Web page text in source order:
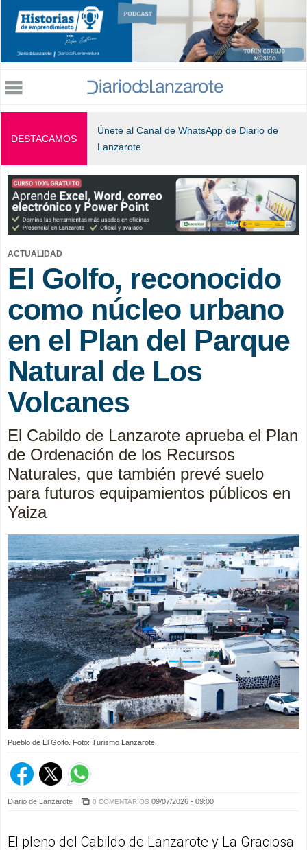
Jump to navigation
DESTACAMOS
Únete al Canal de WhatsApp de Diario de
Lanzarote
ACTUALIDAD
El Golfo, reconocido
como núcleo urbano
en el Plan del Parque
Natural de Los
Volcanes
El Cabildo de Lanzarote aprueba el Plan
de Ordenación de los Recursos
Naturales, que también prevé suelo
para futuros equipamientos públicos en
Yaiza
Pueblo de El Golfo. Foto: Turismo Lanzarote.
Diario de Lanzarote 0 COMENTARIOS 09/07/2026 - 09:00
El pleno del Cabildo de Lanzarote y La Graciosa